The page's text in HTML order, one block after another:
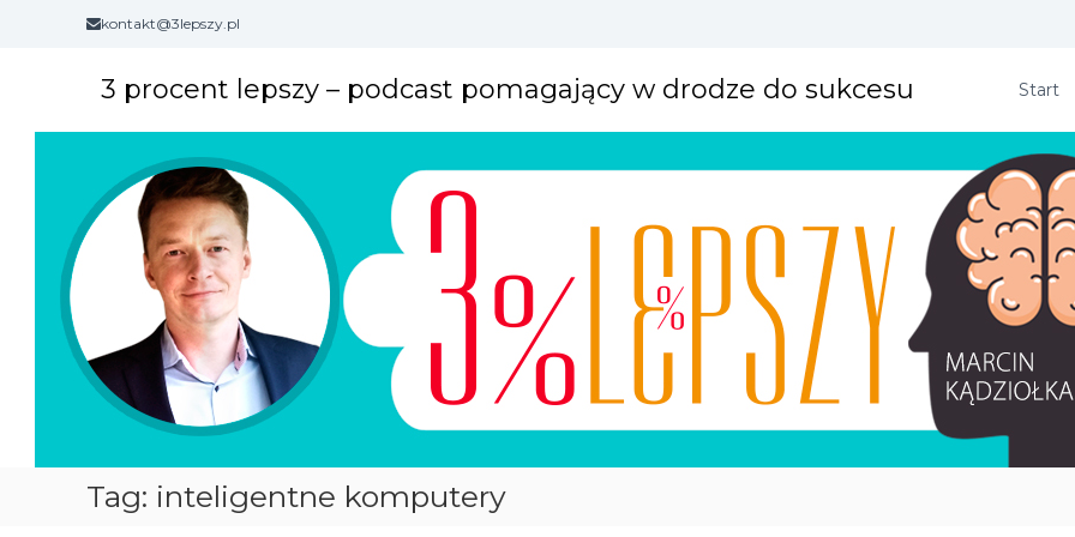
kontakt@3lepszy.pl
3 procent lepszy – podcast pomagający w drodze do sukcesu Start
Tag: inteligentne komputery